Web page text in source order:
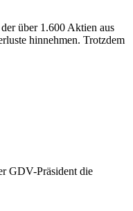
über 1.600 Aktien aus
hinnehmen. Trotzdem
GDV-Präsident die